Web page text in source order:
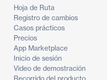
Hoja de Ruta
Registro de cambios
Casos prácticos
Precios
App Marketplace
Inicio de sesión
Video de demostración
Recorrido del producto